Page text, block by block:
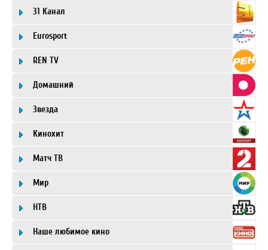
31 Канал
Eurosport
REN TV
Домашний
Звезда
Кинохит
Матч ТВ
Мир
НТВ
Наше любимое кино